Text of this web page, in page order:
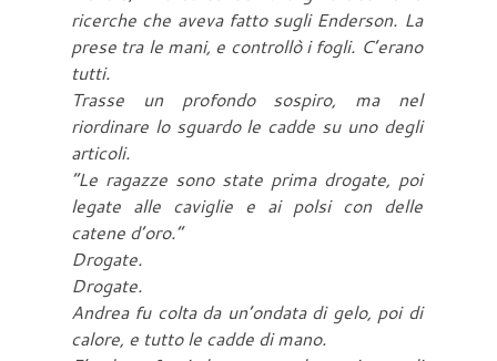
ricerche che aveva fatto sugli Enderson. La
prese tra le mani, e controllò i fogli. C’erano
tutti.
Trasse un profondo sospiro, ma nel
riordinare lo sguardo le cadde su uno degli
articoli.
“Le ragazze sono state prima drogate, poi
legate alle caviglie e ai polsi con delle
catene d’oro.”
Drogate.
Drogate.
Andrea fu colta da un’ondata di gelo, poi di
calore, e tutto le cadde di mano.